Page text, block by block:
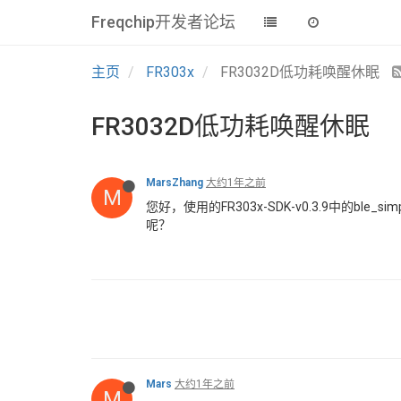
Freqchip开发者论坛
主页 FR303x FR3032D低功耗唤醒休眠
FR3032D低功耗唤醒休眠
M
MarsZhang 大约1年之前
您好，使用的FR303x-SDK-v0.3.9中的
呢？
Mars 大约1年之前